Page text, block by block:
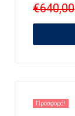
€640,00
Προσφορά!